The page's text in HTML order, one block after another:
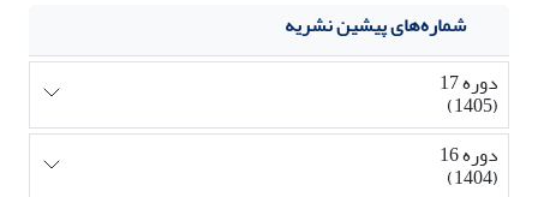
شماره‌های پیشین نشریه
دوره 17
(1405)
دوره 16
(1404)